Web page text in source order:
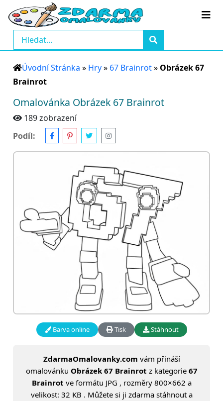
Úvodní Stránka » Hry» 67 Brainrot» Obrázek 67
Brainrot
Omalovánka Obrázek 67 Brainrot
189 zobrazení
Podíl:
Barva online Tisk Stáhnout
ZdarmaOmalovanky.com vám přináší
omalovánku Obrázek 67 Brainrot z kategorie 67
Brainrot ve formátu JPG , rozměry 800×662 a
velikost: 32 KB . Můžete si ji zdarma stáhnout a